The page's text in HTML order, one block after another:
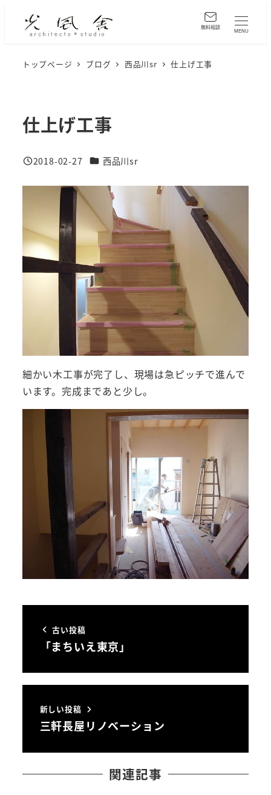
MENU
トップページ ブログ 西品川sr 仕上げ工事
仕上げ工事
投稿日
2018-02-27 カテゴリー
西品川sr
細かい木工事が完了し、現場は急ピッチで進んで
います。完成まであと少し。
古い投稿
「まちいえ東京」
新しい投稿
三軒長屋リノベーション
関連記事
無料相談